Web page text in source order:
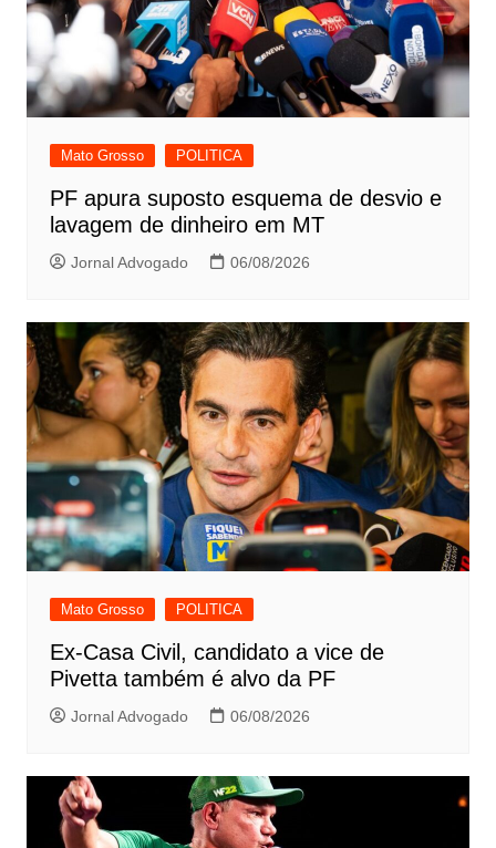
Mato Grosso POLITICA
PF apura suposto esquema de desvio e
lavagem de dinheiro em MT
Jornal Advogado 06/08/2026
Mato Grosso POLITICA
Ex-Casa Civil, candidato a vice de
Pivetta também é alvo da PF
Jornal Advogado 06/08/2026